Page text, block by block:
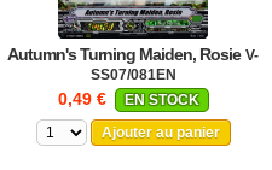
Autumn's Turning Maiden, Rosie V-
SS07/081EN
0,49 €
EN STOCK
Ajouter au panier